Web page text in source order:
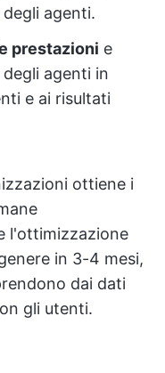
agenti.
prestazioni e
agenti in
e ai risultati
ottiene i
l'ottimizzazione
in 3-4 mesi,
dai dati
gli utenti.